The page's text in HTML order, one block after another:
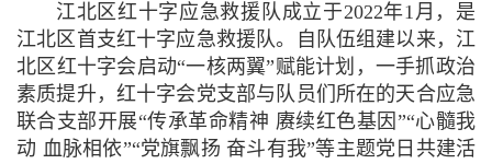
江北区红十字应急救援队成立于2022年1月，是
江北区首支红十字应急救援队。自队伍组建以来，江
北区红十字会启动“一核两翼”赋能计划，一手抓政治
素质提升，红十字会党支部与队员们所在的天合应急
联合支部开展“传承革命精神 赓续红色基因”“心髓我
动 血脉相依”“党旗飘扬 奋斗有我”等主题党日共建活